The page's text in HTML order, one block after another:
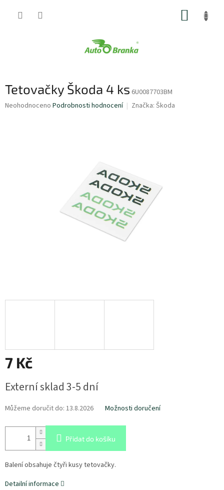
Tetovačky Škoda 4 ks 6U0087703BM
Průměrné
Neohodnoceno Podrobnosti hodnocení Značka: Škoda
7 Kč
cena:
Externí sklad 3-5 dní
Můžeme doručit do: 13.8.2026 Možnosti doručení
Přidat do košíku
Balení obsahuje čtyři kusy tetovačky.
Detailní informace